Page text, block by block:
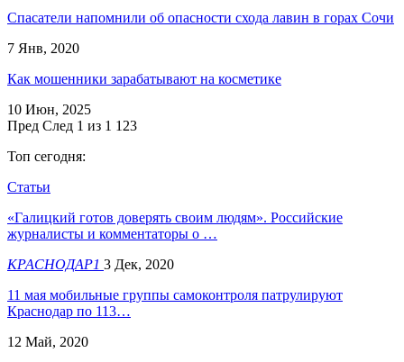
Спасатели напомнили об опасности схода лавин в горах Сочи
7 Янв, 2020
Как мошенники зарабатывают на косметике
10 Июн, 2025
Пред След 1 из 1 123
Топ сегодня:
Статьи
«Галицкий готов доверять своим людям». Российские
журналисты и комментаторы о …
КРАСНОДАР1 3 Дек, 2020
11 мая мобильные группы самоконтроля патрулируют
Краснодар по 113…
12 Май, 2020